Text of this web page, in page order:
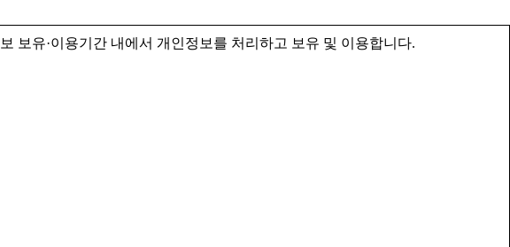
보유·이용기간 내에서 개인정보를 처리하고 보유 및 이용합니다.